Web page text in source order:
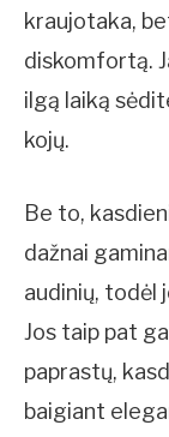
kraujotaka,
diskomfortą.
ilgą laiką
kojų.
Be to,
dažnai
audinių, todėl
Jos taip pat
paprastų,
baigiant